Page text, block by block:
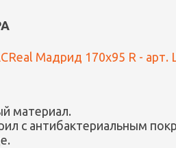
Мадрид 170x95 R -
материал.
с антибактериальным